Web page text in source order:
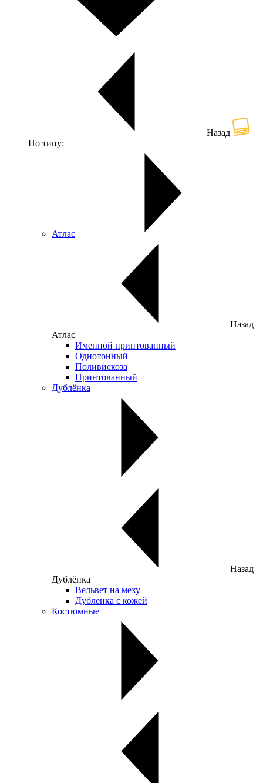
Назад
По типу:
Атлас
Назад
Атлас
Именной принтованный
Однотонный
Поливискоза
Принтованный
Дублёнка
Назад
Дублёнка
Вельвет на меху
Дубленка с кожей
Костюмные